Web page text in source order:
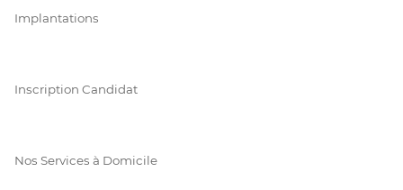
Implantations
Inscription Candidat
Nos Services à Domicile